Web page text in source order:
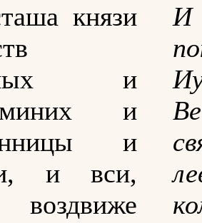
князи
и
и
и
и вси,
И